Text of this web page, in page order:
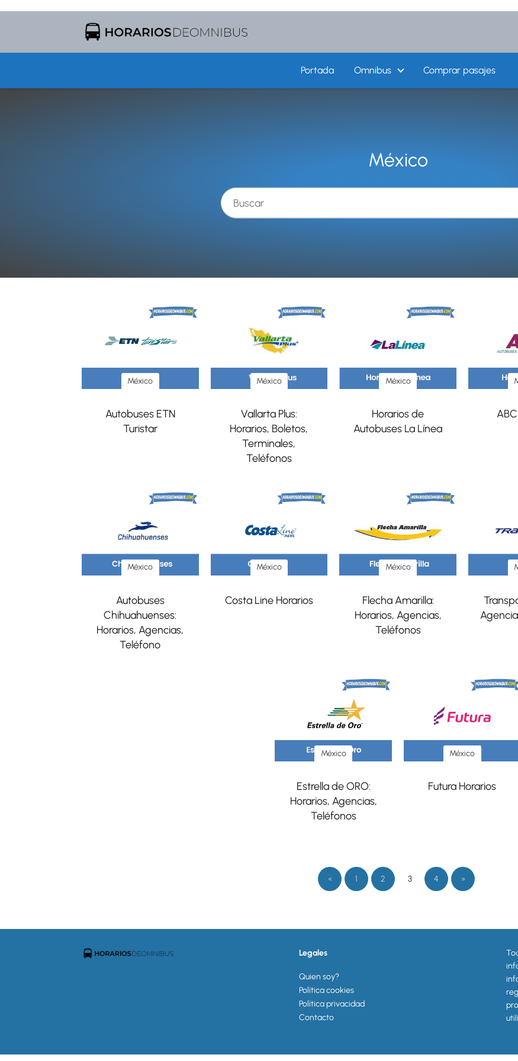
Portada Omnibus Comprar pasajes
México
México
Autobuses ETN
Turistar
México
Vallarta Plus:
Horarios, Boletos,
Terminales,
Teléfonos
México
Horarios de
Autobuses La Línea
México
Autobuses
Chihuahuenses:
Horarios, Agencias,
Teléfono
México
Costa Line Horarios
México
Flecha Amarilla:
Horarios, Agencias,
Teléfonos
México
Estrella de ORO:
Horarios, Agencias,
Teléfonos
México
Futura Horarios
« 1 2 3 4 »
Legales
Quien soy?
Política cookies
Política privacidad
Contacto